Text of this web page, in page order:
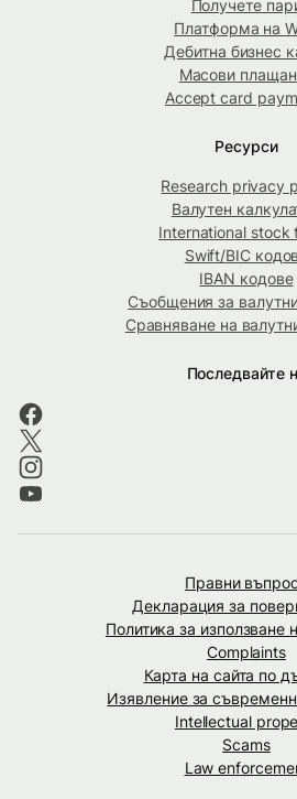
Получете
Платформа на
Дебитна бизнес
Масови
Accept card
Ресурси
Research privacy
Валутен
International stock
Swift/BIC
IBAN кодове
Съобщения за
Сравняване на
Последвайте
Правни
Декларация за
Политика за използване
Complaints
Карта на сайта по
Изявление за
Intellectual
Scams
Law